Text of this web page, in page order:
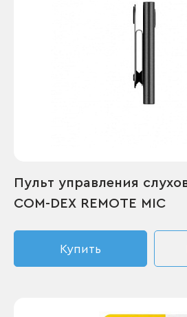
Пульт управления
COM-DEX REMOTE MIC
Купить